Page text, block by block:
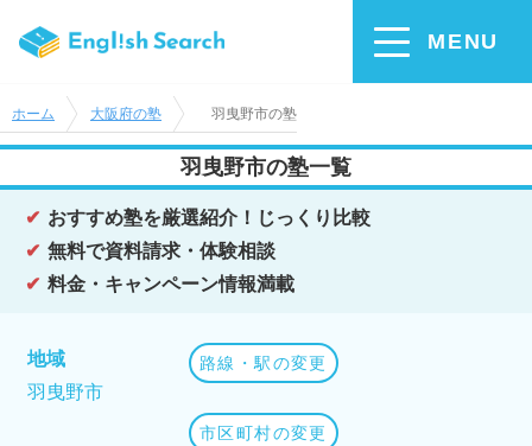
MENU
ホーム 大阪府の塾 羽曳野市の塾
羽曳野市の塾一覧
おすすめ塾を厳選紹介！じっくり比較
無料で資料請求・体験相談
料金・キャンペーン情報満載
地域
羽曳野市
路線・駅の変更
市区町村の変更